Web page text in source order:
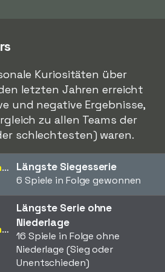
Kuriositäten über
letzten Jahren erreicht
und negative Ergebnisse,
zu allen Teams der
schlechtesten) waren.
Längste Siegesserie
6 Spiele in Folge gewonnen
Längste Serie ohne
Niederlage
16 Spiele in Folge ohne
Niederlage (Sieg oder
Unentschieden)